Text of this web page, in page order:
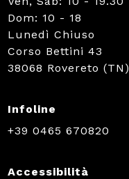
Dom: 10 - 18
Lunedì Chiuso
Corso Bettini 43
38068 Rovereto (TN)
Infoline
+39 0465 670820
Accessibilità